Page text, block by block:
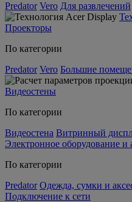
Predator Vero Для развлечений
Проекторы
По категории
Predator Vero Большие
Видеостены
По категории
Видеостена Витринный
Электронное оборудование и
По категории
Predator Одежда, сумки и
Подключение к сети